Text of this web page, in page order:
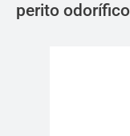
perito odorífico